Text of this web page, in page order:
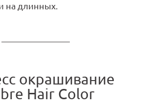
на длинных.
окрашивание
Hair Color